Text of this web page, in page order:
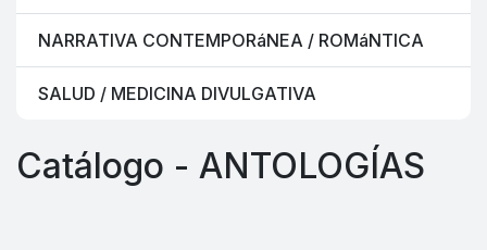
NARRATIVA CONTEMPORáNEA / ROMáNTICA
SALUD / MEDICINA DIVULGATIVA
Catálogo - ANTOLOGÍAS